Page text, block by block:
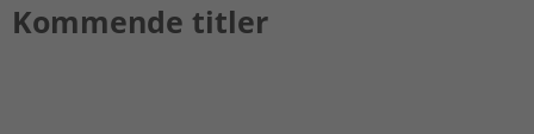
Kommende titler